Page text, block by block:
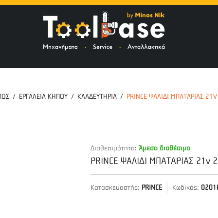
ΕΡΓΑΛΕΙΑ ΚΗΠΟΥ ΚΛΑΔΕΥΤΗΡΙΑ PRINCE ΨΑΛΙΔΙ ΜΠΑΤΑΡΙΑΣ
Διαθεσιμότητα: Άμεσα διαθέσιμο
PRINCE ΨΑΛΙΔΙ ΜΠΑΤΑΡΙΑΣ
Κατασκευαστής: PRINCE Κωδικός: